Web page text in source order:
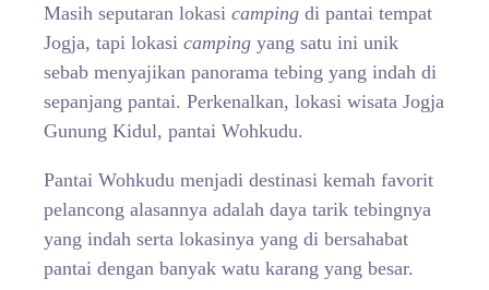
Masih seputaran lokasi camping di pantai tempat
Jogja, tapi lokasi camping yang satu ini unik
sebab menyajikan panorama tebing yang indah di
sepanjang pantai. Perkenalkan, lokasi wisata Jogja
Gunung Kidul, pantai Wohkudu.
Pantai Wohkudu menjadi destinasi kemah favorit
pelancong alasannya adalah daya tarik tebingnya
yang indah serta lokasinya yang di bersahabat
pantai dengan banyak watu karang yang besar.